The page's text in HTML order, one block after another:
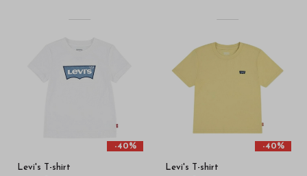
-40%
Levi's T-shirt
-40%
Levi's T-shirt